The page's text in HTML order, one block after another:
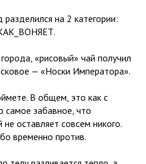
на 2 категории:
«рисовый» чай получил
— «Носки Императора».
В общем, это как с
самое забавное, что
оставляет совсем никого.
временно против.